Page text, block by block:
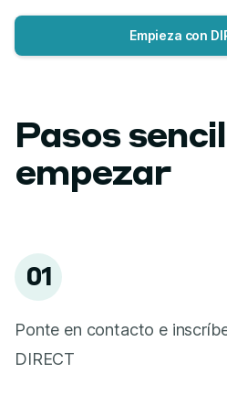
Empieza con
Pasos
empezar
01
Ponte en contacto e
DIRECT